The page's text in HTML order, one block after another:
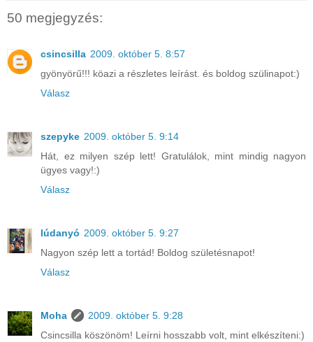
50 megjegyzés:
csincsilla 2009. október 5. 8:57
gyönyörű!!! köazi a részletes leírást. és boldog szülinapot:)
Válasz
szepyke 2009. október 5. 9:14
Hát, ez milyen szép lett! Gratulálok, mint mindig nagyon
ügyes vagy!:)
Válasz
lúdanyó 2009. október 5. 9:27
Nagyon szép lett a tortád! Boldog születésnapot!
Válasz
Moha
2009. október 5. 9:28
Csincsilla köszönöm! Leírni hosszabb volt, mint elkészíteni:)